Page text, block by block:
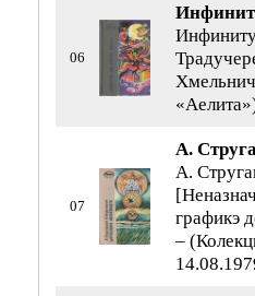
06
07
А.
А.
графикэ
–